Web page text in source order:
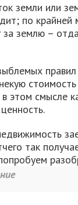
земли или
по крайней
за землю –
этом смысле
так